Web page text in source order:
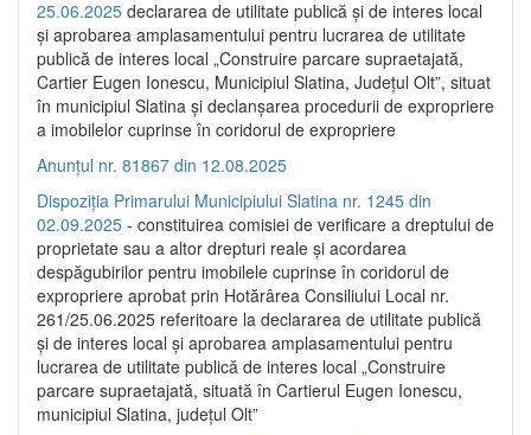
25.06.2025 declararea de utilitate publică și de interes local
și aprobarea amplasamentului pentru lucrarea de utilitate
publică de interes local „Construire parcare supraetajată,
Cartier Eugen Ionescu, Municipiul Slatina, Județul Olt”, situat
în municipiul Slatina și declanșarea procedurii de expropriere
a imobilelor cuprinse în coridorul de expropriere
Anunțul nr. 81867 din 12.08.2025
Dispoziția Primarului Municipiului Slatina nr. 1245 din
02.09.2025 - constituirea comisiei de verificare a dreptului de
proprietate sau a altor drepturi reale și acordarea
despăgubirilor pentru imobilele cuprinse în coridorul de
expropriere aprobat prin Hotărârea Consiliului Local nr.
261/25.06.2025 referitoare la declararea de utilitate publică
și de interes local și aprobarea amplasamentului pentru
lucrarea de utilitate publică de interes local „Construire
parcare supraetajată, situată în Cartierul Eugen Ionescu,
municipiul Slatina, județul Olt”